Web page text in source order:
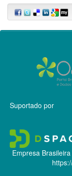
Suportado por
Empresa